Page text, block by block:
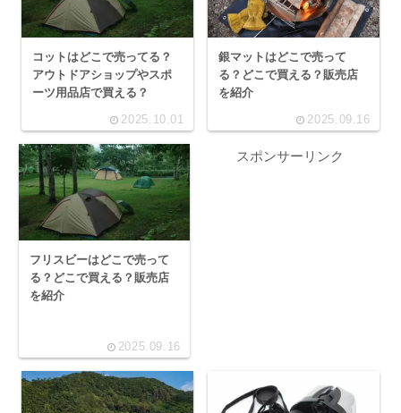
コットはどこで売ってる？
アウトドアショップやスポ
ーツ用品店で買える？
2025.10.01
銀マットはどこで売って
る？どこで買える？販売店
を紹介
2025.09.16
フリスビーはどこで売って
る？どこで買える？販売店
を紹介
2025.09.16
スポンサーリンク